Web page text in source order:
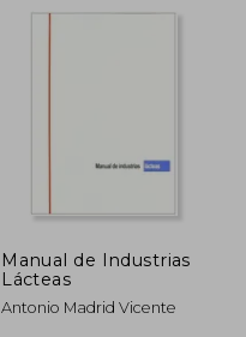
Manual de Industrias
Lácteas
Antonio Madrid Vicente